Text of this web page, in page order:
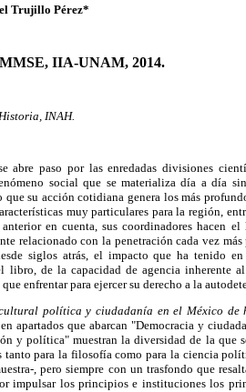
Trujillo Pérez*
IIA-UNAM, 2014.
INAH.
abre paso por las enredadas divisiones
social que se materializa día a día
que su acción cotidiana genera los más
muy particulares para la región,
en cuenta, sus coordinadores hacen el
relacionado con la penetración cada vez
siglos atrás, el impacto que ha tenido
libro, de la capacidad de agencia inherente
enfrentar para ejercer su derecho a la
política y ciudadanía en el México de
apartados que abarcan "Democracia y
y política" muestran la diversidad de la que
tanto para la filosofía como para la ciencia
, pero siempre con un trasfondo que
impulsar los principios e instituciones los